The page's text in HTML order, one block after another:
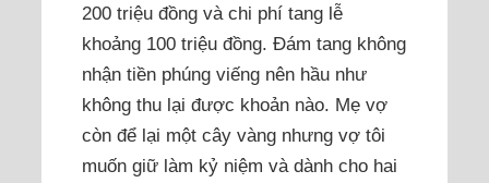
200 triệu đồng và chi phí tang lễ
khoảng 100 triệu đồng. Đám tang không
nhận tiền phúng viếng nên hầu như
không thu lại được khoản nào. Mẹ vợ
còn để lại một cây vàng nhưng vợ tôi
muốn giữ làm kỷ niệm và dành cho hai